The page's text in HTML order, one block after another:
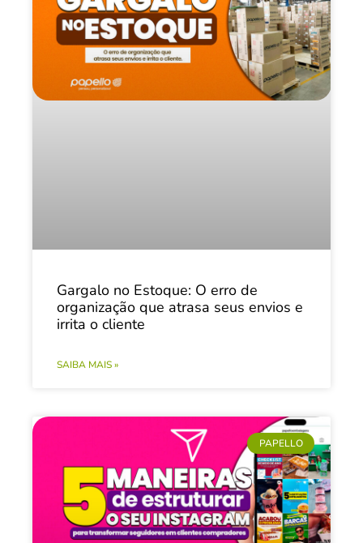
Gargalo no Estoque: O erro de
organização que atrasa seus envios e
irrita o cliente
SAIBA MAIS »
PAPELLO